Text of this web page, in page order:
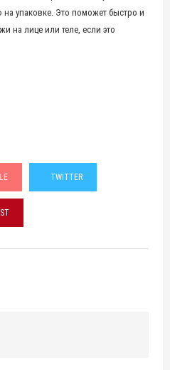
упаковке. Это поможет быстро и
на лице или теле, если это
TWITTER